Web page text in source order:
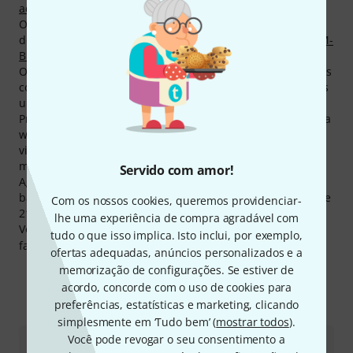
Servido com amor!
Com os nossos cookies, queremos providenciar-
lhe uma experiência de compra agradável com
tudo o que isso implica. Isto inclui, por exemplo,
ofertas adequadas, anúncios personalizados e a
memorização de configurações. Se estiver de
acordo, concorde com o uso de cookies para
preferências, estatísticas e marketing, clicando
simplesmente em ‘Tudo bem’ (mostrar todos).
Você pode revogar o seu consentimento a
adaptadores em Y
Cabos híbridos
O mais vendido actual se chamaCordial CLS 225 BK
destaque entre os produtos de Cordial é
Cordial CTM 3 FM-
BK
. Deste artigo já vendemos mais de 100.000.
O fabricante da aos seus produtos 2 anos de garantia, mas
com a nossa garantia Thomann de 3 anos lhe concedemos
um ano adicionais.
Produtos de Cordial são os mais visitados em nossa página
web. Ultimamente foram registrados mais de 600.000
visitas das páginas de produtos da marcar Cordial por
mês.
Agora você pode comprar produtos de Cordial ainda mais
barato! Somente nos últimos 90 dias abaixamos o preço de
217 produtos de Cordial.
Você pode encontrar mais informações acerca do
fabricante em http://www.cordial-cables.com
Eis como pode contactar-nos